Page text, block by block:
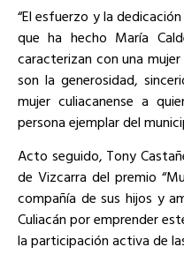
“El esfuerzo y la
que ha hecho María
caracterizan con una
son la generosidad,
mujer culiacanense a
persona ejemplar del
Acto seguido, Tony
de Vizcarra del premio
compañía de sus hijos y
Culiacán por emprender
la participación activa de